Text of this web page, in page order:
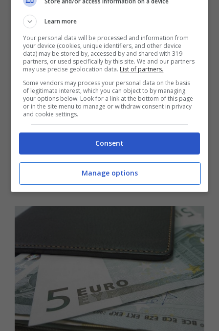
Inoltre, è necessario soddisfare unrequisito
legato all’importo minimo
non deve essere inferiore a quello previsto
del
minimo di561,72€.
Learn more
Your personal data will be processed and information from
your device (cookies, unique identifiers, and other device
data) may be stored by, accessed by and shared with 319
partners, or used specifically by this site. We and our partners
may use precise geolocation data. List of partners.
Some vendors may process your personal data on the basis
of legitimate interest, which you can object to by managing
your options below. Look for a link at the bottom of this page
or in the site menu to manage or withdraw consent in privacy
and cookie settings.
Consent
Manage options